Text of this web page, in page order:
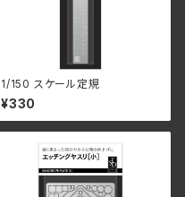
1/150 スケール定規
¥330